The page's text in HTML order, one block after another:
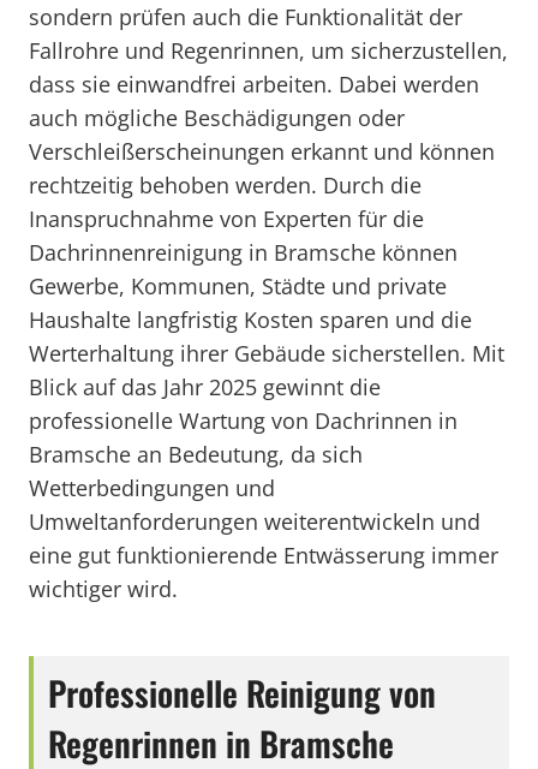
sondern prüfen auch die Funktionalität der
Fallrohre und Regenrinnen, um sicherzustellen,
dass sie einwandfrei arbeiten. Dabei werden
auch mögliche Beschädigungen oder
Verschleißerscheinungen erkannt und können
rechtzeitig behoben werden. Durch die
Inanspruchnahme von Experten für die
Dachrinnenreinigung in Bramsche können
Gewerbe, Kommunen, Städte und private
Haushalte langfristig Kosten sparen und die
Werterhaltung ihrer Gebäude sicherstellen. Mit
Blick auf das Jahr 2025 gewinnt die
professionelle Wartung von Dachrinnen in
Bramsche an Bedeutung, da sich
Wetterbedingungen und
Umweltanforderungen weiterentwickeln und
eine gut funktionierende Entwässerung immer
wichtiger wird.
Professionelle Reinigung von
Regenrinnen in Bramsche